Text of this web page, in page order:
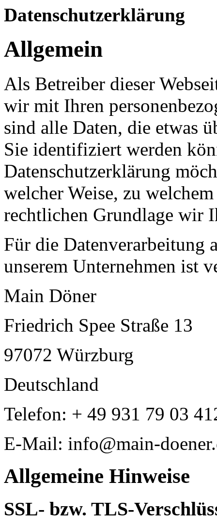
Datenschutzerklärung
Allgemein
Als Betreiber dieser
wir mit Ihren
sind alle Daten, die etwas
Sie identifiziert werden
Datenschutzerklärung
welcher Weise, zu
rechtlichen Grundlage wir
Für die Datenverarbeitung
unserem Unternehmen ist
Main Döner
Friedrich Spee Straße 13
97072 Würzburg
Deutschland
Telefon: + 49 931 79 03
E-Mail: info@main-
Allgemeine Hinweise
SSL- bzw. TLS-